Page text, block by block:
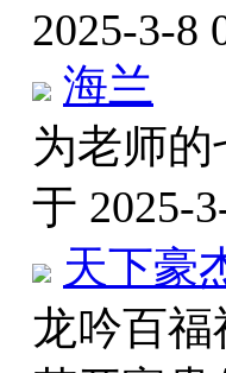
2025-3-8
海兰
为老师
于 2025-
天下豪
龙吟百